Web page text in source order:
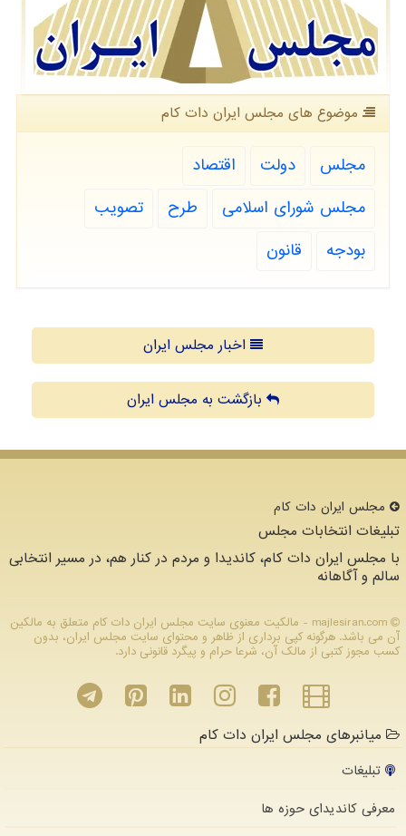
موضوع های مجلس ایران دات كام
مجلس دولت
اقتصاد
مجلس شورای اسلامی
طرح
تصویب
بودجه
قانون
اخبار مجلس ایران
بازگشت به مجلس ایران
مجلس ایران دات كام
تبلیغات انتخابات مجلس
با مجلس ایران دات کام، کاندیدا و مردم در کنار هم، در مسیر انتخابی
سالم و آگاهانه
majlesiran.com - مالکیت معنوی سایت مجلس ایران دات كام متعلق به مالکین
آن می باشد. هرگونه کپی برداری از ظاهر و محتوای سایت مجلس ایران، بدون
کسب مجوز کتبی از مالک آن، شرعا حرام و پیگرد قانونی دارد.
میانبرهای مجلس ایران دات کام
تبلیغات
معرفی کاندیدای حوزه ها